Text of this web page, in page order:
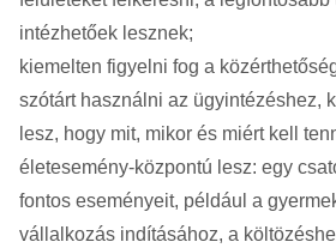
intézhetőek lesznek;
kiemelten figyelni fog a
szótárt használni az ügyintézéshez,
lesz, hogy mit, mikor és miért kell
életesemény-központú lesz: egy
fontos eseményeit, például a
vállalkozás indításához, a